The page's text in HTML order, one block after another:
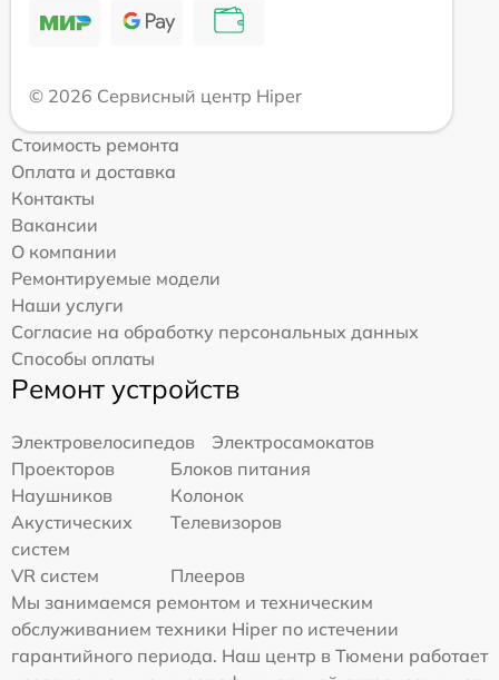
© 2026 Сервисный центр Hiper
Стоимость ремонта
Оплата и доставка
Контакты
Вакансии
О компании
Ремонтируемые модели
Наши услуги
Согласие на обработку персональных данных
Способы оплаты
Ремонт устройств
Электровелосипедов
Электросамокатов
Проекторов
Блоков питания
Наушников
Колонок
Акустических
систем
Телевизоров
VR систем
Плееров
Мы занимаемся ремонтом и техническим
обслуживанием техники Hiper по истечении
гарантийного периода. Наш центр в Тюмени работает